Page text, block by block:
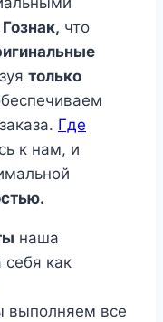
Гознак, что
только
Где
к нам, и
наша
как
выполняем все